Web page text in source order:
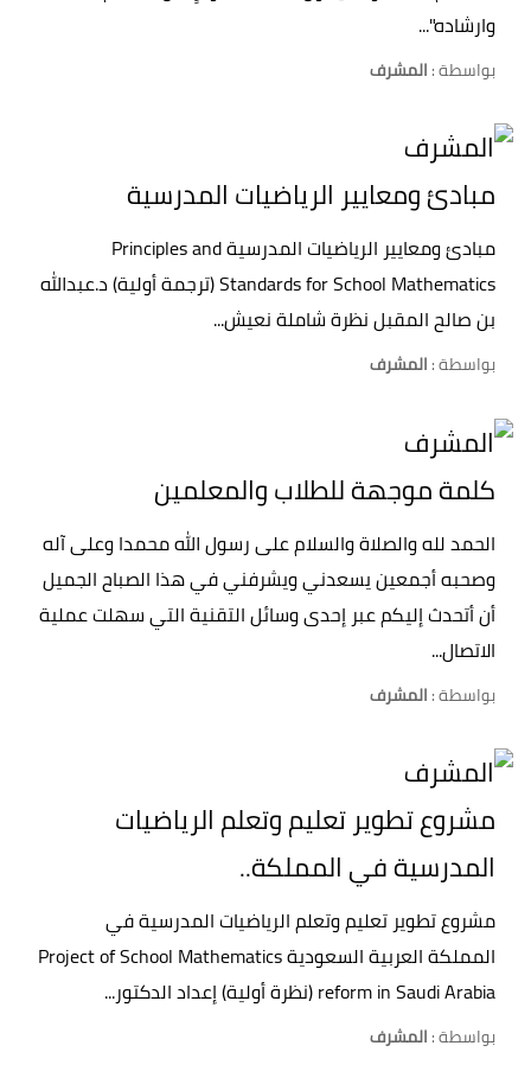
وارشاده"...
بواسطة :المشرف
مبادئ ومعايير الرياضيات المدرسية
مبادئ ومعايير الرياضيات المدرسية Principles and
Standards for School Mathematics (ترجمة أولية) د.عبدالله
بن صالح المقبل نظرة شاملة نعيش...
بواسطة :المشرف
كلمة موجهة للطلاب والمعلمين
الحمد لله والصلاة والسلام على رسول الله محمدا وعلى آله
وصحبه أجمعين يسعدني ويشرفني في هذا الصباح الجميل
أن أتحدث إليكم عبر إحدى وسائل التقنية التي سهلت عملية
الاتصال...
بواسطة :المشرف
مشروع تطوير تعليم وتعلم الرياضيات
المدرسية في المملكة..
مشروع تطوير تعليم وتعلم الرياضيات المدرسية في
المملكة العربية السعودية Project of School Mathematics
reform in Saudi Arabia (نظرة أولية) إعداد الدكتور...
بواسطة :المشرف